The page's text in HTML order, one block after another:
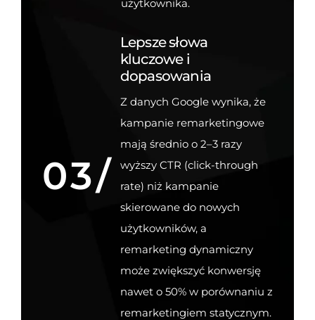
użytkownika.
03/
Lepsze słowa
kluczowe i
dopasowania
Z danych Google wynika, że
kampanie remarketingowe
mają średnio o 2–3 razy
wyższy CTR (click-through
rate) niż kampanie
skierowane do nowych
użytkowników, a
remarketing dynamiczny
może zwiększyć konwersję
nawet o 50% w porównaniu z
remarketingiem statycznym.